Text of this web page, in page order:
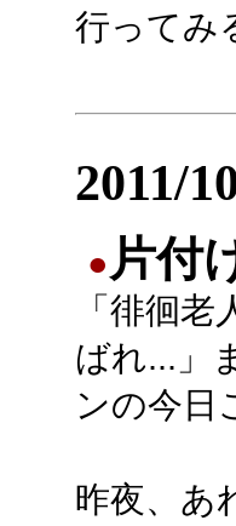
行ってみ
2011/
● 片付
「徘徊
ばれ...」
ンの今日
昨夜、あ